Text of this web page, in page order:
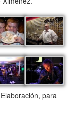
para